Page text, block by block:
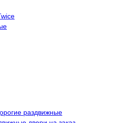
раздвижные